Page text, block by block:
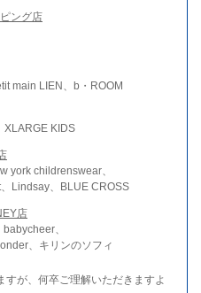
ング店
main LIEN、b・ROOM
XLARGE KIDS
york childrenswear、
Lindsay、BLUE CROSS
店
、
、キリンのソフィ
が、何卒ご理解いただきますよ